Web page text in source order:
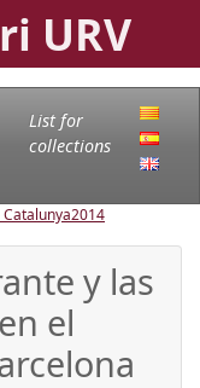
URV
List for
collections
2014
y las
el